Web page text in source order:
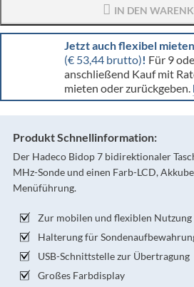
IN DEN
Jetzt auch flexibel
(€ 53,44 brutto)! Für 9
anschließend Kauf mit
mieten oder zurückgeben.
Produkt Schnellinformation:
Der Hadeco Bidop 7 bidirektionaler
MHz-Sonde und einen Farb-LCD,
Menüführung.
Zur mobilen und flexiblen Nutzung
Halterung für
USB-Schnittstelle zur Übertragung
Großes Farbdisplay